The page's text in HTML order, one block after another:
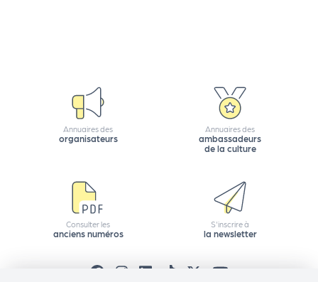
Annuaires des
organisateurs
Annuaires des
ambassadeurs
de la culture
Consulter les
anciens numéros
S'inscrire à
la newsletter